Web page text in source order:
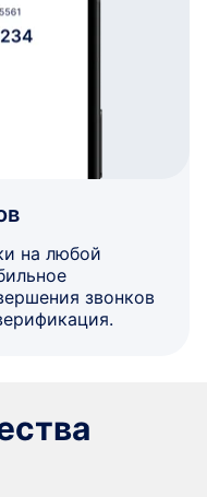
на любой
звонков